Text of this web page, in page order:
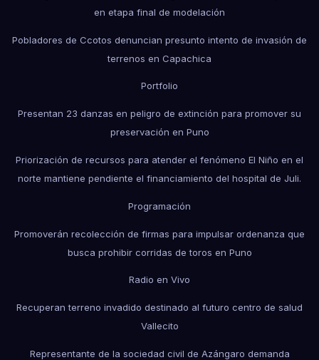
en etapa final de modelación
Pobladores de Ccotos denuncian presunto intento de invasión de
terrenos en Capachica
Portfolio
Presentan 23 danzas en peligro de extinción para promover su
preservación en Puno
Priorización de recursos para atender el fenómeno El Niño en el
norte mantiene pendiente el financiamiento del hospital de Juli.
Programación
Promoverán recolección de firmas para impulsar ordenanza que
busca prohibir corridas de toros en Puno
Radio en Vivo
Recuperan terreno invadido destinado al futuro centro de salud
Vallecito
Representante de la sociedad civil de Azángaro demanda